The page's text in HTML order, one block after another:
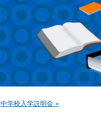
中学校入学説明会 »